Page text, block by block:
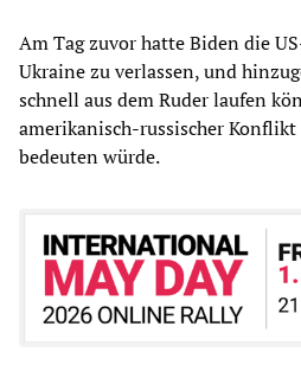
Am Tag zuvor hatte Biden die
Ukraine zu verlassen, und
schnell aus dem Ruder laufen
amerikanisch-russischer Konflikt
bedeuten würde.